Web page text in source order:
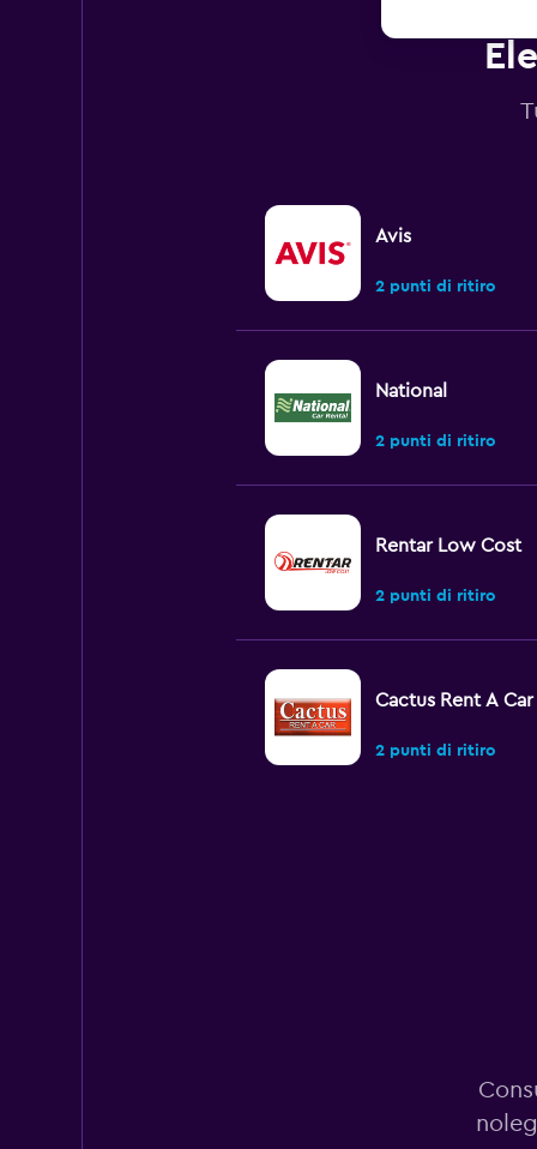
Avis
2 punti di ritiro
National
2 punti di ritiro
Rentar Low Cost
2 punti di ritiro
Cactus Rent A Car
2 punti di ritiro